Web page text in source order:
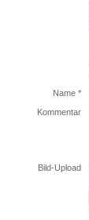
Name *
Kommentar
Bild-Upload